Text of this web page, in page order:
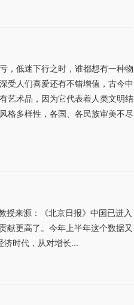
，低迷下行之时，谁都想有一种物
受人们喜爱还有不错增值，古今中
艺术品，因为它代表着人类文明结
格多样性，各国、各民族审美不尽
授来源：《北京日报》中国已进入
献更高了。今年上半年这个数据又
济时代，从对增长...